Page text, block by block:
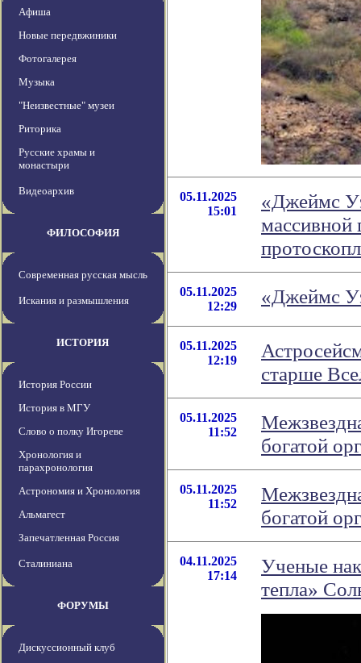
Афиша
Новые передвжиники
Фотогалерея
Музыка
"Неизвестные" музеи
Риторика
Русские храмы и
монастыри
Видеоархив
ФИЛОСОФИЯ
Современная русская мысль
Искания и размышления
ИСТОРИЯ
История России
История в МГУ
Слово о полку Игореве
Хронология и
парахронология
Астрономия и Хронология
Альмагест
Запечатленная Россия
Сталиниана
ФОРУМЫ
Дискуссионный клуб
05.11.2025
15:01
«Джеймс
массивной
05.11.2025
12:29
«Джеймс
05.11.2025
12:19
старше
05.11.2025
11:52
богатой
05.11.2025
11:52
богатой
04.11.2025
17:14
Ученые
тепла»